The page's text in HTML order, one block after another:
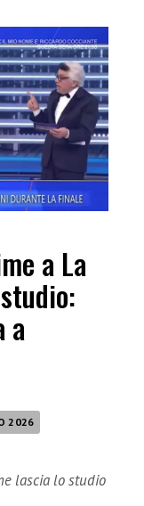
a La
a
2026
lascia lo studio